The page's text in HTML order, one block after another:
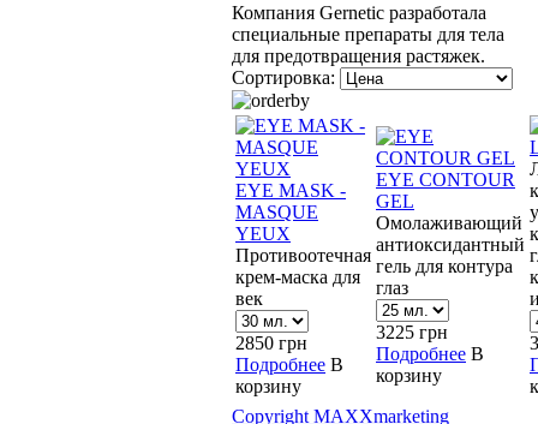
Компания Gernetic разработала
специальные препараты для тела
для предотвращения растяжек.
Сортировка:
EYE MASK -
MASQUE
YEUX
Противоотечная
крем-маска для
век
2850 грн
Подробнее В
корзину
EYE CONTOUR
GEL
Омолаживающий
антиоксидантный
гель для контура
глаз
3225 грн
Подробнее В
корзину
Copyright MAXXmarketing